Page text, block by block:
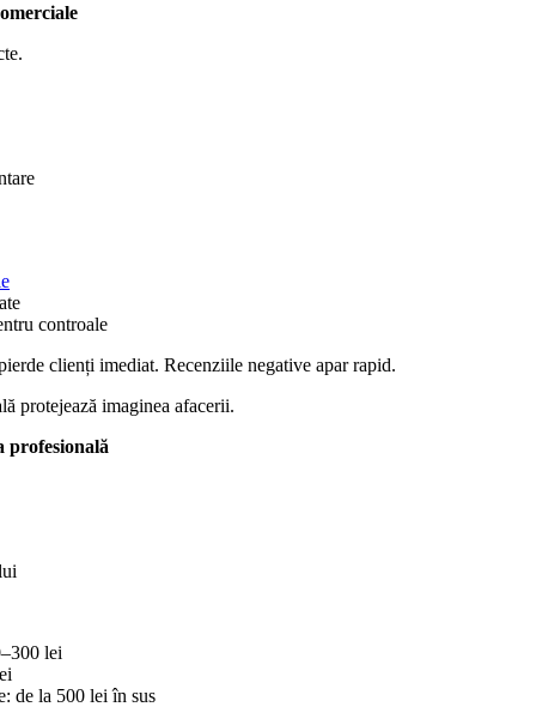
controale
clienți imediat. Recenziile negative apar rapid.
protejează imaginea afacerii.
profesională
lei
de la 500 lei în sus